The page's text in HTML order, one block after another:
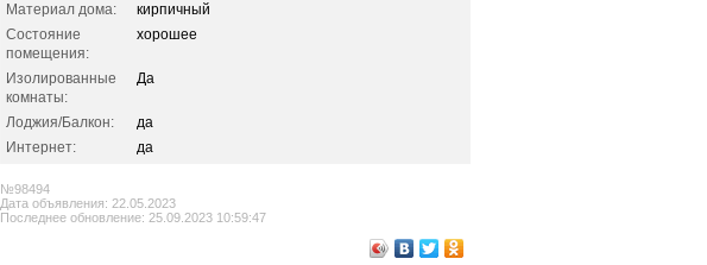
Материал дома:
кирпичный
Состояние
помещения:
хорошее
Изолированные
комнаты:
Да
Лоджия/Балкон:
да
Интернет:
да
№98494
Дата объявления: 22.05.2023
Последнее обновление: 25.09.2023 10:59:47